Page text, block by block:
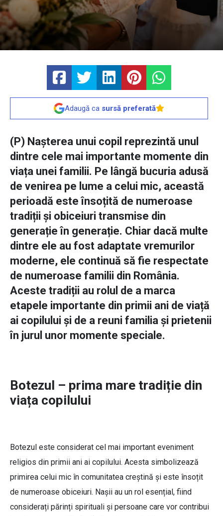
Adaugă ca sursă preferată
(P) Nașterea unui copil reprezintă unul
dintre cele mai importante momente din
viața unei familii. Pe lângă bucuria adusă
de venirea pe lume a celui mic, această
perioadă este însoțită de numeroase
tradiții și obiceiuri transmise din
generație în generație. Chiar dacă multe
dintre ele au fost adaptate vremurilor
moderne, ele continuă să fie respectate
de numeroase familii din România.
Aceste tradiții au rolul de a marca
etapele importante din primii ani de viață
ai copilului și de a reuni familia și prietenii
în jurul unor momente speciale.
Botezul – prima mare tradiție din
viața copilului
Botezul este considerat cel mai important eveniment
religios din primii ani ai copilului. Acesta simbolizează
primirea celui mic în comunitatea creștină și este însoțit
de numeroase obiceiuri. Nașii au un rol esențial, fiind
considerați părinți spirituali și persoane care vor contribui